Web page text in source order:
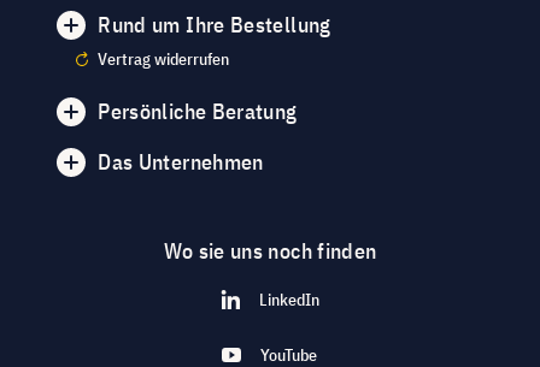
Rund um Ihre Bestellung
Vertrag widerrufen
Persönliche Beratung
Das Unternehmen
Wo sie uns noch finden
LinkedIn
YouTube